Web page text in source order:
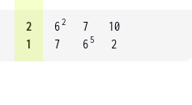
2
1
62
7
7
6 5
10
2